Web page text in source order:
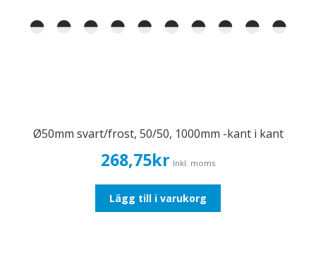
Ø50mm svart/frost, 50/50, 1000mm -kant i kant
268,75kr Inkl. moms
Lägg till i varukorg